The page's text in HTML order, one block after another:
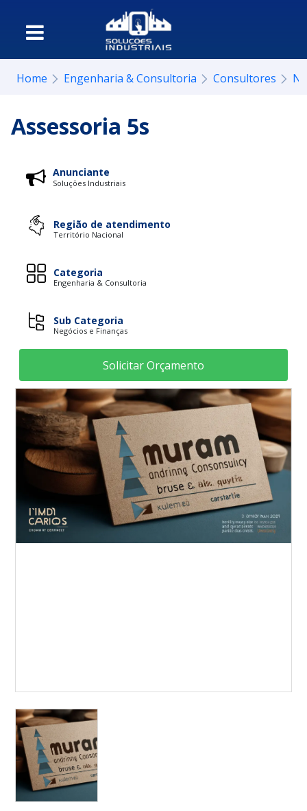
Home Engenharia & Consultoria Consultores
Assessoria 5s
Anunciante
Soluções Industriais
Região de atendimento
Território Nacional
Categoria
Engenharia & Consultoria
Sub Categoria
Negócios e Finanças
Solicitar Orçamento